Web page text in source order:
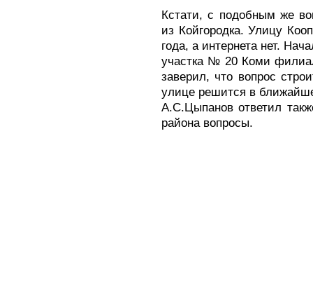
Кстати, с подобным же
из Койгородка. Улицу
года, а интернета нет.
участка № 20 Коми
заверил, что вопрос
улице решится в
А.С.Цыпанов ответил
района вопросы.